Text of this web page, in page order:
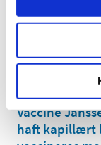
kan
|16. juli 2021|
Den europæiske
konkluderet, at
EMA’s
Vaccine
haft kapillært